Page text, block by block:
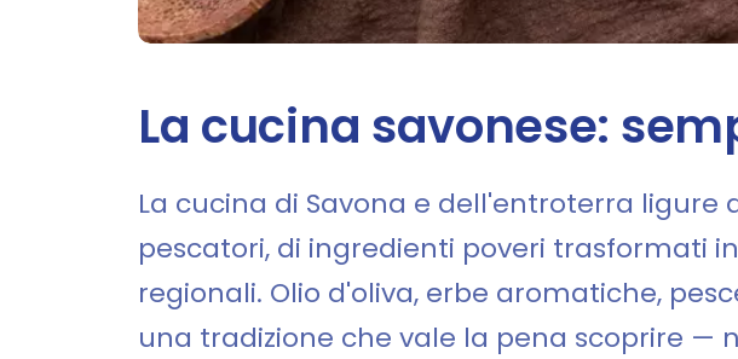
La cucina savonese:
La cucina di Savona e dell'entroterra
pescatori, di ingredienti poveri trasformati
regionali. Olio d'oliva, erbe aromatiche,
una tradizione che vale la pena scoprire —